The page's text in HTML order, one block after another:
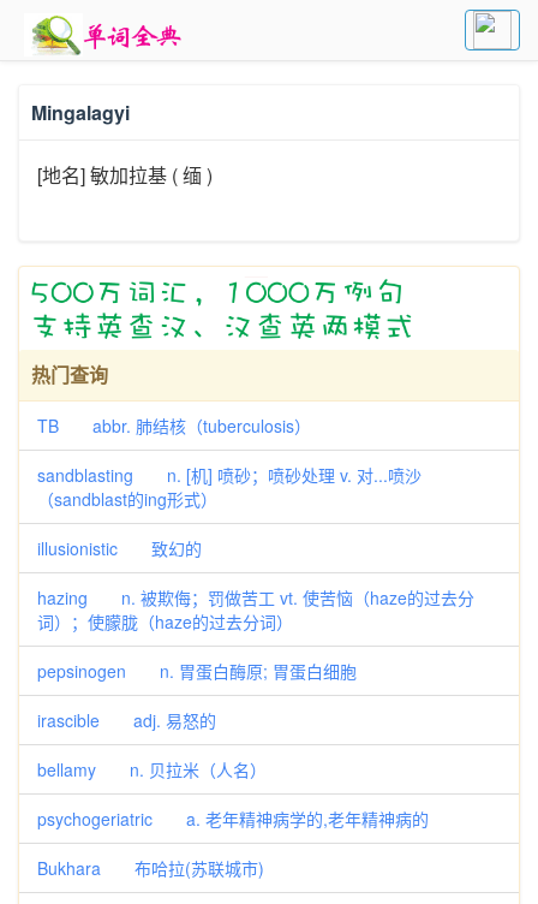
Mingalagyi
[地名] 敏加拉基 ( 缅 )
热门查询
TB abbr. 肺结核（tuberculosis）
sandblasting n. [机] 喷砂；喷砂处理 v. 对...喷沙
（sandblast的ing形式）
illusionistic 致幻的
hazing n. 被欺侮；罚做苦工 vt. 使苦恼（haze的过去分
词）；使朦胧（haze的过去分词）
pepsinogen n. 胃蛋白酶原; 胃蛋白细胞
irascible adj. 易怒的
bellamy n. 贝拉米（人名）
psychogeriatric a. 老年精神病学的,老年精神病的
Bukhara 布哈拉(苏联城市)